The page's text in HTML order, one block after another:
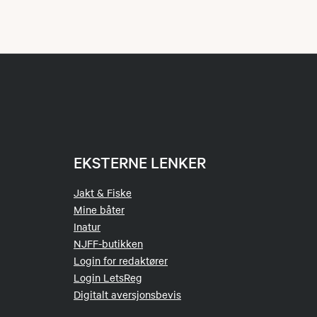
benyttes under
gjelder som
dagen
av NJFF eller
EKSTERNE LENKER
Jakt & Fiske
Mine båter
Inatur
NJFF-butikken
Login for redaktører
Login LetsReg
Digitalt aversjonsbevis